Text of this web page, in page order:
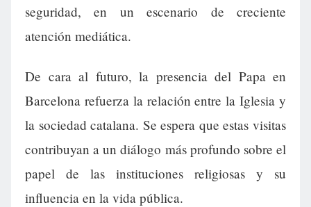
seguridad, en un escenario de creciente
atención mediática.
De cara al futuro, la presencia del Papa en
Barcelona refuerza la relación entre la Iglesia y
la sociedad catalana. Se espera que estas visitas
contribuyan a un diálogo más profundo sobre el
papel de las instituciones religiosas y su
influencia en la vida pública.